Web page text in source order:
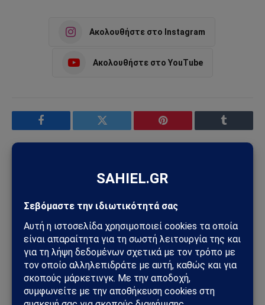
Ακολουθήστε στο Instagram
Ακολουθήστε στο YouTube
Facebook Twitter Pinterest Tumblr
(Twitter)
Το Sahiel.gr είναι ανεξάρτητη ψηφιακή πύλη ενημέρωσης
και ανάλυσης με έμφαση στη γεωπολιτική, τη διεθνή
ασφάλεια, τα εθνικά ζητήματα και τις διεθνείς εξελίξεις
που επηρεάζουν την Ελλάδα και τον ευρύτερο ελληνισμό.
ΔΕΙΤΕ ΕΠΙΣΗΣ →